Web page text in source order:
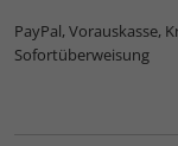
PayPal, Vorauskasse,
Sofortüberweisung